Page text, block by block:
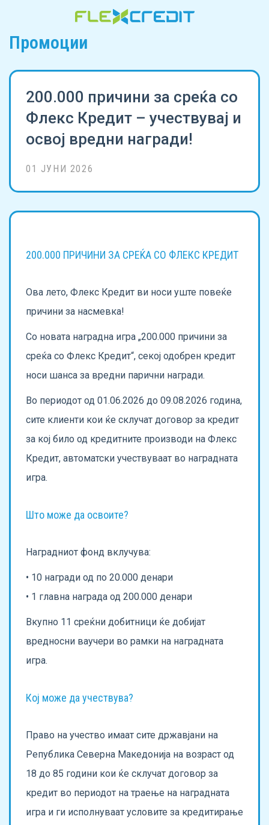
Промоции
200.000 причини за среќа со
Флекс Кредит – учествувај и
освој вредни награди!
01 ЈУНИ 2026
200.000 ПРИЧИНИ ЗА СРЕЌА СО ФЛЕКС КРЕДИТ
Ова лето, Флекс Кредит ви носи уште повеќе
причини за насмевка!
Со новата наградна игра „200.000 причини за
среќа со Флекс Кредит“, секој одобрен кредит
носи шанса за вредни парични награди.
Во периодот од 01.06.2026 до 09.08.2026 година,
сите клиенти кои ќе склучат договор за кредит
за кој било од кредитните производи на Флекс
Кредит, автоматски учествуваат во наградната
игра.
Што може да освоите?
Наградниот фонд вклучува:
• 10 награди од по 20.000 денари
• 1 главна награда од 200.000 денари
Вкупно 11 среќни добитници ќе добијат
вредносни ваучери во рамки на наградната
игра.
Кој може да учествува?
Право на учество имаат сите државјани на
Република Северна Македонија на возраст од
18 до 85 години кои ќе склучат договор за
кредит во периодот на траење на наградната
игра и ги исполнуваат условите за кредитирање